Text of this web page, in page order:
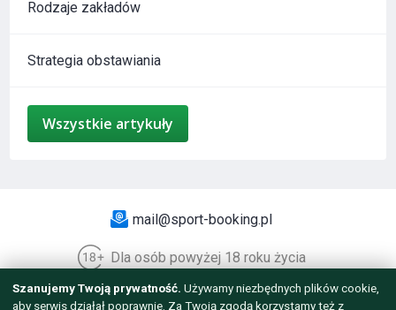
Rodzaje zakładów
Strategia obstawiania
Wszystkie artykuły
mail@sport-booking.pl
Dla osób powyżej 18 roku życia
© 2012 - 2026 WSZELKIE PRAWA ZASTRZEŻONE.
Szanujemy Twoją prywatność. Używamy niezbędnych plików cookie,
aby serwis działał poprawnie. Za Twoją zgodą korzystamy też z